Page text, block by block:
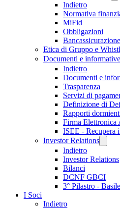
Indietro
Normativa
MiFid
Obbligazioni
Bancassicurazione
Etica di Gruppo e
Documenti e informative
Indietro
Documenti e
Trasparenza
Servizi di
Definizione di
Rapporti
Firma Elettronica
ISEE - Recupera
Investor Relations
Indietro
Investor Relations
Bilanci
DCNF GBCI
3° Pilastro -
I Soci
Indietro